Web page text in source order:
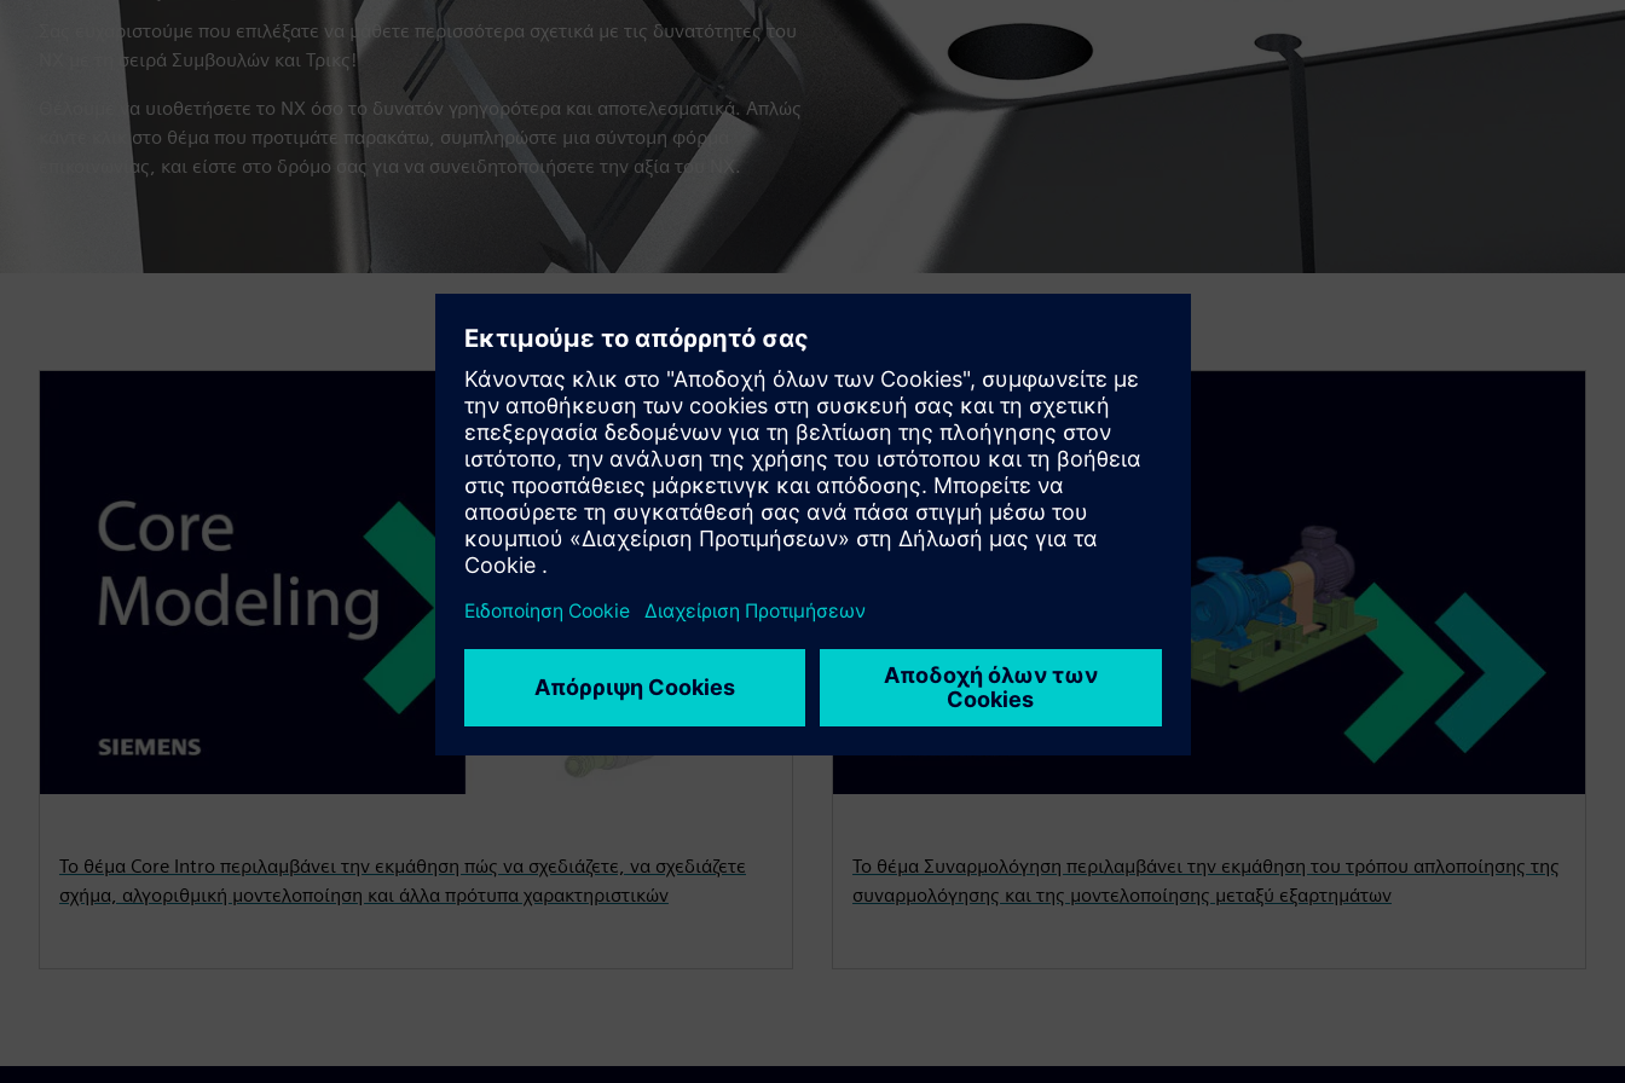
Σας ευχαριστούμε που επιλέξατε να μάθετε περισσότερα σχετικά με τις δυνατότητες του
NX με τη σειρά Συμβουλών και Τρικς!
Θέλουμε να υιοθετήσετε το NX όσο το δυνατόν γρηγορότερα και αποτελεσματικά. Απλώς
κάντε κλικ στο θέμα που προτιμάτε παρακάτω, συμπληρώστε μια σύντομη φόρμα
επικοινωνίας, και είστε στο δρόμο σας για να συνειδητοποιήσετε την αξία του NX.
Το θέμα Core Intro περιλαμβάνει την εκμάθηση πώς να σχεδιάζετε, να σχεδιάζετε
σχήμα, αλγοριθμική μοντελοποίηση και άλλα πρότυπα χαρακτηριστικών
Το θέμα Συναρμολόγηση περιλαμβάνει την εκμάθηση του τρόπου απλοποίησης της
συναρμολόγησης και της μοντελοποίησης μεταξύ εξαρτημάτων